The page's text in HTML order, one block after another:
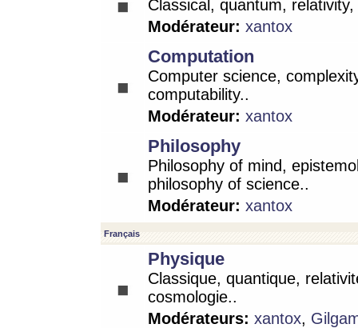
Classical, quantum,
Modérateur: xantox
Computation
Computer science,
computability..
Modérateur: xantox
Philosophy
Philosophy of mind,
philosophy of science..
Modérateur: xantox
Français
Physique
Classique, quantique,
cosmologie..
Modérateurs: xantox,